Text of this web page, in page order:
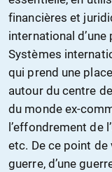
financières et
international
Systèmes
qui prend une
autour du centre
du monde ex-
l’effondrement de
etc. De ce point de
guerre, d’une